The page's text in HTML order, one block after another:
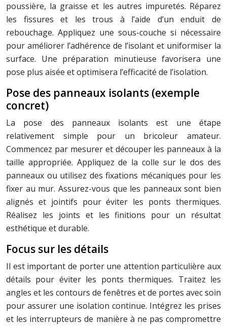
poussière, la graisse et les autres impuretés. Réparez
les fissures et les trous à l’aide d’un enduit de
rebouchage. Appliquez une sous-couche si nécessaire
pour améliorer l’adhérence de l’isolant et uniformiser la
surface. Une préparation minutieuse favorisera une
pose plus aisée et optimisera l’efficacité de l’isolation.
Pose des panneaux isolants (exemple
concret)
La pose des panneaux isolants est une étape
relativement simple pour un bricoleur amateur.
Commencez par mesurer et découper les panneaux à la
taille appropriée. Appliquez de la colle sur le dos des
panneaux ou utilisez des fixations mécaniques pour les
fixer au mur. Assurez-vous que les panneaux sont bien
alignés et jointifs pour éviter les ponts thermiques.
Réalisez les joints et les finitions pour un résultat
esthétique et durable.
Focus sur les détails
Il est important de porter une attention particulière aux
détails pour éviter les ponts thermiques. Traitez les
angles et les contours de fenêtres et de portes avec soin
pour assurer une isolation continue. Intégrez les prises
et les interrupteurs de manière à ne pas compromettre